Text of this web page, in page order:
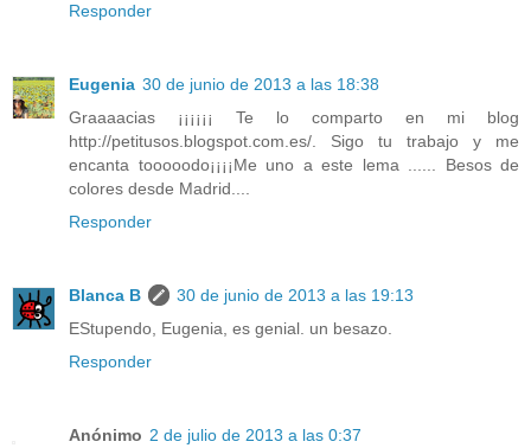
Responder
Eugenia 30 de junio de 2013 a las 18:38
Graaaacias ¡¡¡¡¡¡ Te lo comparto en mi blog
http://petitusos.blogspot.com.es/. Sigo tu trabajo y me
encanta tooooodo¡¡¡¡Me uno a este lema ...... Besos de
colores desde Madrid....
Responder
Blanca B
30 de junio de 2013 a las 19:13
EStupendo, Eugenia, es genial. un besazo.
Responder
Anónimo 2 de julio de 2013 a las 0:37